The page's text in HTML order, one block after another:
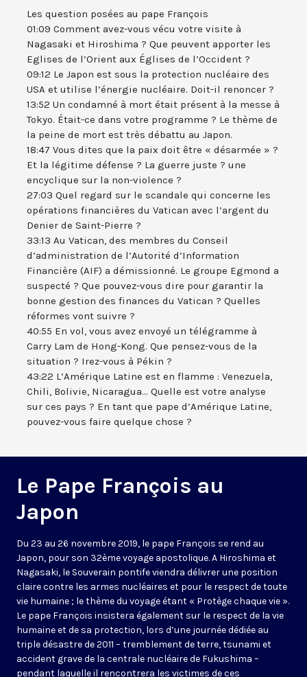
Les question posées au pape François
01:09 Comment avez-vous vécu votre visite à
Nagasaki et Hiroshima ? Que peuvent apporter les
Eglises de l’Orient aux Églises de l’Occident ?
09:12 Le Japon est sous la protection nucléaire des
USA et utilise l’énergie nucléaire. Doit-il renoncer ?
13:52 Un condamné à mort était présent à la messe à
Tokyo. Était-ce dans votre programme ? Le thème de
la peine de mort est très débattu au Japon.
18:47 Vous dites que la paix doit être « désarmée » ?
Et la légitime défense ? La guerre juste ? une
encyclique sur la non-violence ?
27:03 Quel regard sur le scandale qui concerne les
opérations financières du Vatican avec l’argent du
Denier de Saint-Pierre ?
33:13 Au Vatican, des membres du Conseil
d’administration de l’Autorité d’Information
Financière (AIF) a démissionné. Le groupe Egmond a
suspecté ? Que pouvez-vous dire pour garantir la
bonne gestion des finances du Vatican ? Quelles
réformes vont suivre ?
40:55 En vol, vous avez envoyé un télégramme à
Carry Lam de Hong-Kong. Que pensez-vous de la
situation ? Irez-vous à Pékin ?
43:22 L’Amérique Latine est en flamme : Venezuela,
Chili, Bolivie, Nicaragua... Quelle est votre analyse
sur ces pays ? En tant que pape d’Amérique Latine,
pouvez-vous faire quelque chose ?
Le Pape François au
Japon
Du 23 au 26 novembre 2019, le pape François se rend au
Japon, pour son 32ème voyage apostolique. A Hiroshima et
Nagasaki, le Souverain pontife viendra délivrer une position
claire contre les armes nucléaires et pour le respect de toute
vie humaine ; le thème du voyage étant « Protège chaque vie ».
Le pape François insistera également sur le respect de la vie
humaine et de sa protection, lors d’une journée dédiée au
triple désastre de 2011 – tremblement de terre, tsunami et
accident grave de la centrale nucléaire de Fukushima –
pendant laquelle il rencontrera les victimes de ces